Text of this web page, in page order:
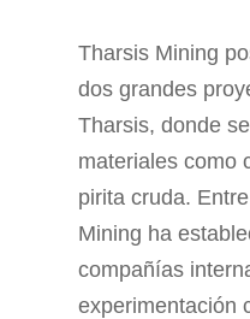
Tharsis Mining
dos grandes
Tharsis, donde
materiales como
pirita cruda.
Mining ha
compañías
experimentación